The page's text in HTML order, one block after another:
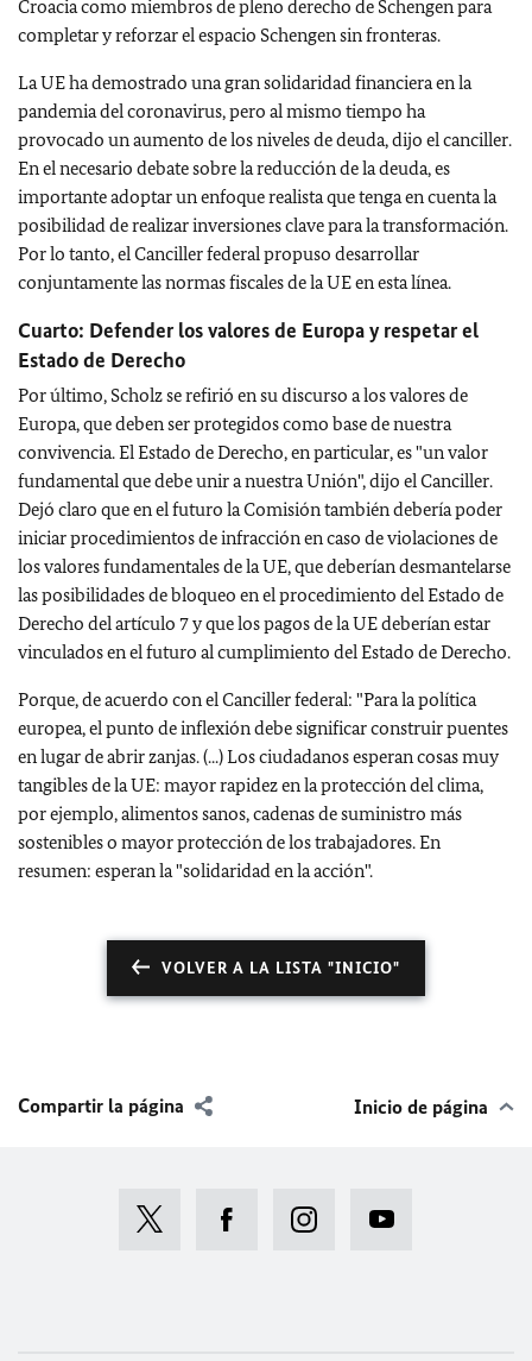
Croacia como miembros de pleno derecho de Schengen para
completar y reforzar el espacio Schengen sin fronteras.
La UE ha demostrado una gran solidaridad financiera en la
pandemia del coronavirus, pero al mismo tiempo ha
provocado un aumento de los niveles de deuda, dijo el canciller.
En el necesario debate sobre la reducción de la deuda, es
importante adoptar un enfoque realista que tenga en cuenta la
posibilidad de realizar inversiones clave para la transformación.
Por lo tanto, el Canciller federal propuso desarrollar
conjuntamente las normas fiscales de la UE en esta línea.
Cuarto: Defender los valores de Europa y respetar el
Estado de Derecho
Por último, Scholz se refirió en su discurso a los valores de
Europa, que deben ser protegidos como base de nuestra
convivencia. El Estado de Derecho, en particular, es "un valor
fundamental que debe unir a nuestra Unión", dijo el Canciller.
Dejó claro que en el futuro la Comisión también debería poder
iniciar procedimientos de infracción en caso de violaciones de
los valores fundamentales de la UE, que deberían desmantelarse
las posibilidades de bloqueo en el procedimiento del Estado de
Derecho del artículo 7 y que los pagos de la UE deberían estar
vinculados en el futuro al cumplimiento del Estado de Derecho.
Porque, de acuerdo con el Canciller federal: "Para la política
europea, el punto de inflexión debe significar construir puentes
en lugar de abrir zanjas. (...) Los ciudadanos esperan cosas muy
tangibles de la UE: mayor rapidez en la protección del clima,
por ejemplo, alimentos sanos, cadenas de suministro más
sostenibles o mayor protección de los trabajadores. En
resumen: esperan la "solidaridad en la acción".
VOLVER A LA LISTA "INICIO"
Compartir la página Inicio de página